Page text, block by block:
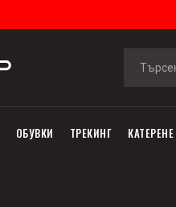
ОБУВКИ ТРЕКИНГ КАТЕРЕНЕ